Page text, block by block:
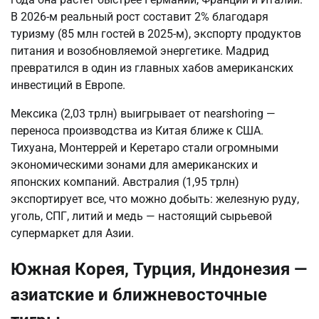
В 2026-м реальный рост составит 2% благодаря
туризму (85 млн гостей в 2025-м), экспорту продуктов
питания и возобновляемой энергетике. Мадрид
превратился в один из главных хабов американских
инвестиций в Европе.
Мексика (2,03 трлн) выигрывает от nearshoring —
переноса производства из Китая ближе к США.
Тихуана, Монтеррей и Керетаро стали огромными
экономическими зонами для американских и
японских компаний. Австралия (1,95 трлн)
экспортирует все, что можно добыть: железную руду,
уголь, СПГ, литий и медь — настоящий сырьевой
супермаркет для Азии.
Южная Корея, Турция, Индонезия —
азиатские и ближневосточные